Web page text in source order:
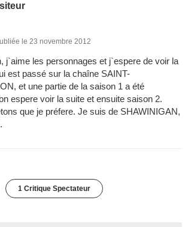
le 23 novembre 2012
j`aime les personnages et j`espere de voir la
est passé sur la chaîne SAINT-
et une partie de la saison 1 a été
espere voir la suite et ensuite saison 2.
que je préfere. Je suis de SHAWINIGAN,
1 Critique Spectateur